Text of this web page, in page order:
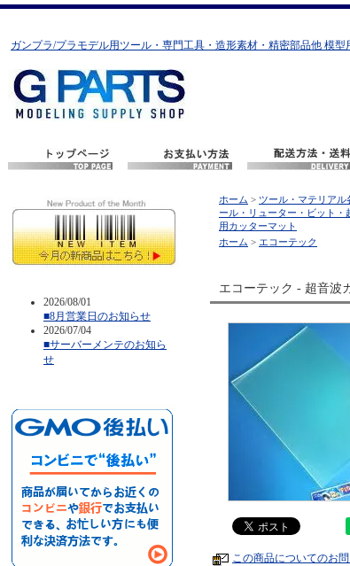
ガンプラ/プラモデル用ツール・専門工具・造形素材・精密部品他 模型
2026/08/01
■8月営業日のお知らせ
2026/07/04
■サーバーメンテのお知ら
せ
ホーム > ツール・マテリアル
ール・リューター・ビット
用カッターマット
ホーム > エコーテック
エコーテック - 超音波
この商品についてのお